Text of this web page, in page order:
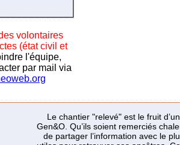
volontaires
(état civil et
l'équipe,
par mail via
Le chantier "relevé" est le fruit
Gen&O. Qu’ils soient remerciés
de partager l’information avec le